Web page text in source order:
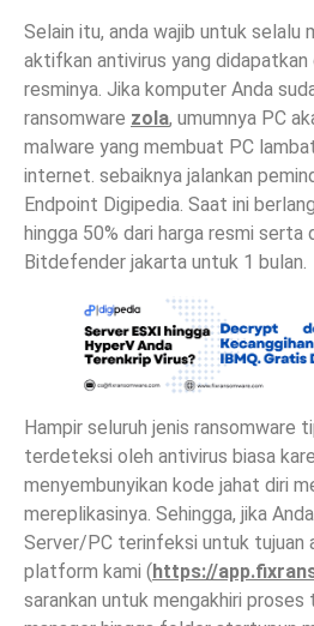
Selain itu, anda wajib untuk selalu
aktifkan antivirus yang didapatkan
resminya. Jika komputer Anda
ransomware zola, umumnya PC
malware yang membuat PC
internet. sebaiknya jalankan
Endpoint Digipedia. Saat ini
hingga 50% dari harga resmi
Bitdefender jakarta untuk 1 bulan.
Hampir seluruh jenis ransomware
terdeteksi oleh antivirus biasa
menyembunyikan kode jahat diri
mereplikasinya. Sehingga, jika
Server/PC terinfeksi untuk tujuan
platform kami (https://
sarankan untuk mengakhiri